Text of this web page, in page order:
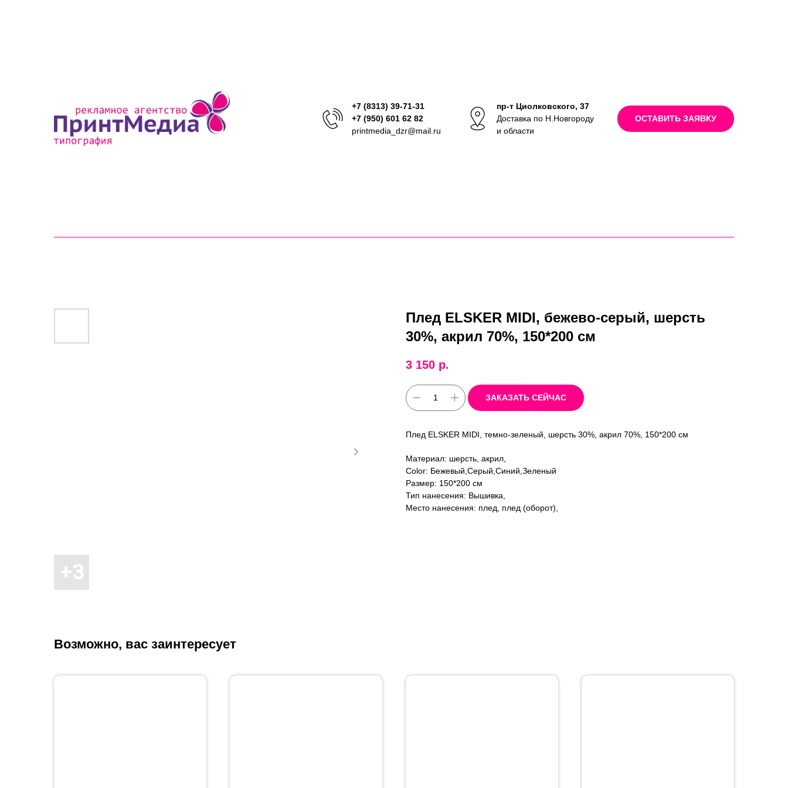
+7 (8313) 39-71-31
+7 (950) 601 62 82
printmedia_dzr@mail.ru
пр-т Циолковского, 37
Доставка по Н.Новгороду
и области
ОСТАВИТЬ ЗАЯВКУ
Плед ELSKER MIDI, бежево-серый, шерсть
30%, акрил 70%, 150*200 см
3 150 р.
ЗАКАЗАТЬ СЕЙЧАС
Плед ELSKER MIDI, темно-зеленый, шерсть 30%, акрил 70%, 150*200 см
Материал: шерсть, акрил,
Color: Бежевый,Серый,Синий,Зеленый
Размер: 150*200 см
Тип нанесения: Вышивка,
Место нанесения: плед, плед (оборот),
Возможно, вас заинтересует